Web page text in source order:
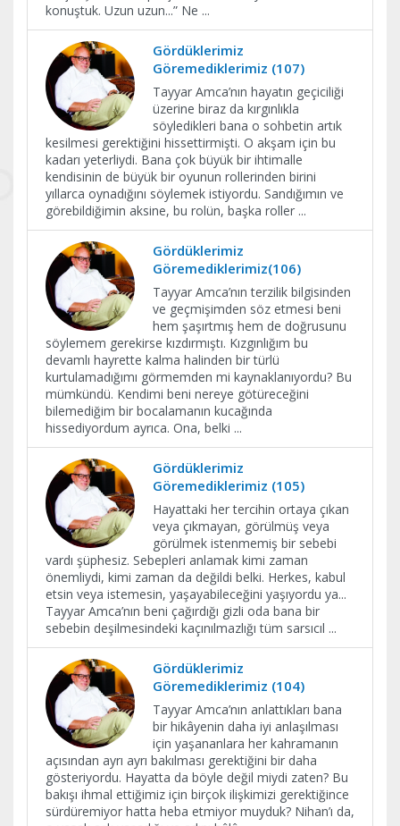
konuştuk. Uzun uzun...” Ne ...
Gördüklerimiz
Göremediklerimiz (107)
Tayyar Amca’nın hayatın geçiciliği
üzerine biraz da kırgınlıkla
söyledikleri bana o sohbetin artık
kesilmesi gerektiğini hissettirmişti. O akşam için bu
kadarı yeterliydi. Bana çok büyük bir ihtimalle
kendisinin de büyük bir oyunun rollerinden birini
yıllarca oynadığını söylemek istiyordu. Sandığımın ve
görebildiğimin aksine, bu rolün, başka roller ...
Gördüklerimiz
Göremediklerimiz(106)
Tayyar Amca’nın terzilik bilgisinden
ve geçmişimden söz etmesi beni
hem şaşırtmış hem de doğrusunu
söylemem gerekirse kızdırmıştı. Kızgınlığım bu
devamlı hayrette kalma halinden bir türlü
kurtulamadığımı görmemden mi kaynaklanıyordu? Bu
mümkündü. Kendimi beni nereye götüreceğini
bilemediğim bir bocalamanın kucağında
hissediyordum ayrıca. Ona, belki ...
Gördüklerimiz
Göremediklerimiz (105)
Hayattaki her tercihin ortaya çıkan
veya çıkmayan, görülmüş veya
görülmek istenmemiş bir sebebi
vardı şüphesiz. Sebepleri anlamak kimi zaman
önemliydi, kimi zaman da değildi belki. Herkes, kabul
etsin veya istemesin, yaşayabileceğini yaşıyordu ya...
Tayyar Amca’nın beni çağırdığı gizli oda bana bir
sebebin deşilmesindeki kaçınılmazlığı tüm sarsıcıl ...
Gördüklerimiz
Göremediklerimiz (104)
Tayyar Amca’nın anlattıkları bana
bir hikâyenin daha iyi anlaşılması
için yaşananlara her kahramanın
açısından ayrı ayrı bakılması gerektiğini bir daha
gösteriyordu. Hayatta da böyle değil miydi zaten? Bu
bakışı ihmal ettiğimiz için birçok ilişkimizi gerektiğince
sürdüremiyor hatta heba etmiyor muyduk? Nihan’ı da,